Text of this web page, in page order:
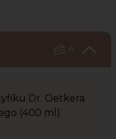
4
Dr. Oetkera
(400 ml)